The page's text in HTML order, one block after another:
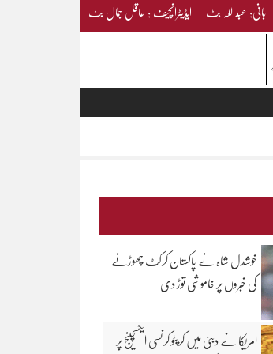
بانی: عبداللہ بٹ ایڈیٹرانچیف : عاقل جمال بٹ
خوشدل شاہ نے پاکستان کرکٹ چھوڑنے
کی خبروں پر خاموشی توڑ دی
امریکا نے دبئی میں کرپٹو کرنسی ایکسچینج پر